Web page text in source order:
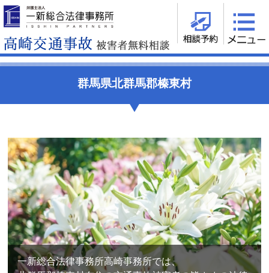
群馬県北群馬郡榛東村
一新総合法律事務所高崎事務所では、